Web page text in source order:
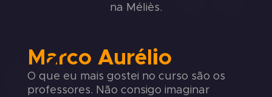
na Méliès.
Marco Aurélio
O que eu mais gostei no curso são os
professores. Não consigo imaginar